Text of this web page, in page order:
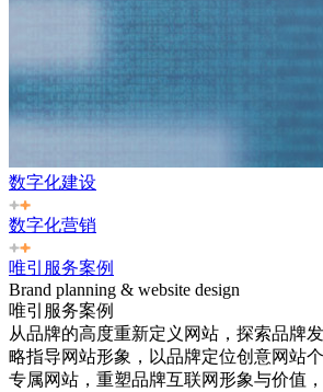
数字化建设
数字化营销
唯引服务案例
Brand planning & website design
唯引服务案例
从品牌的高度重新定义网站，探索品牌
略指导网站形象，以品牌定位创意网站
专属网站，重塑品牌互联网形象与价值，